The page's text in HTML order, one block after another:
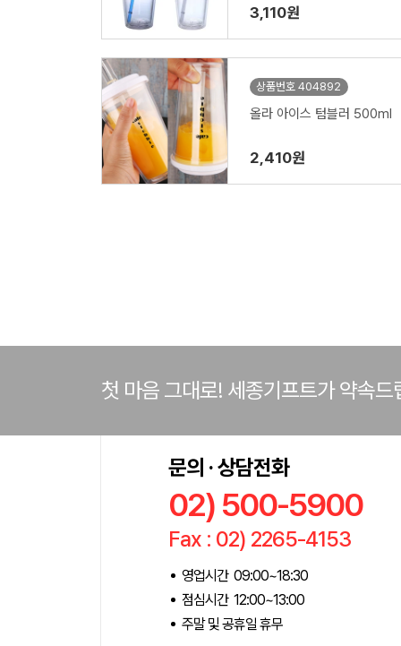
3,110원
상품번호 404892
올라 아이스 텀블러 500ml
2,410원
첫 마음 그대로! 세종기프트가 약속드
문의 · 상담전화
02) 500-5900
Fax : 02) 2265-4153
영업시간 09:00~18:30
점심시간 12:00~13:00
주말 및 공휴일 휴무